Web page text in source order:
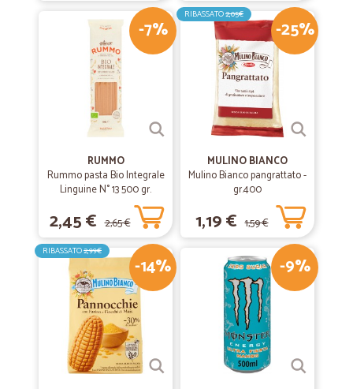
-7%
RUMMO
Rummo pasta Bio Integrale
Linguine N° 13 500 gr.
2,45 € 2,65 €
-25%
RIBASSATO2,05€
MULINO BIANCO
Mulino Bianco pangrattato -
gr.400
1,19 € 1,59 €
-14%
RIBASSATO2,99€
-9%